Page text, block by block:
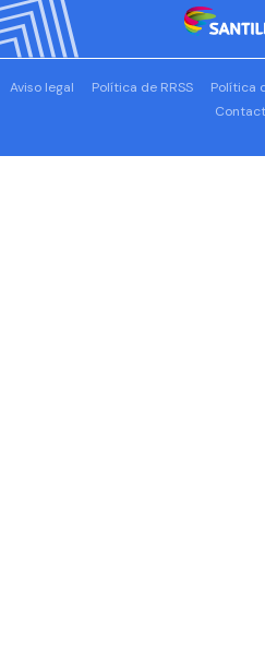
Aviso legal Política de RRSS Política